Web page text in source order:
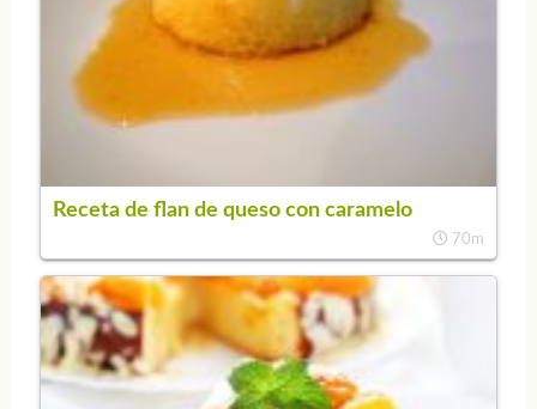
Receta de flan de queso con caramelo
70m